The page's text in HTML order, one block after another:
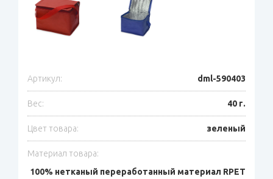
Артикул: dml-590403
Вес: 40 г.
Цвет товара: зеленый
Материал товара:
100% нетканый переработанный материал RPET